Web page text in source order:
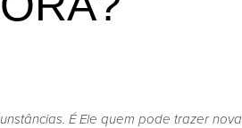
É Ele quem pode trazer nova